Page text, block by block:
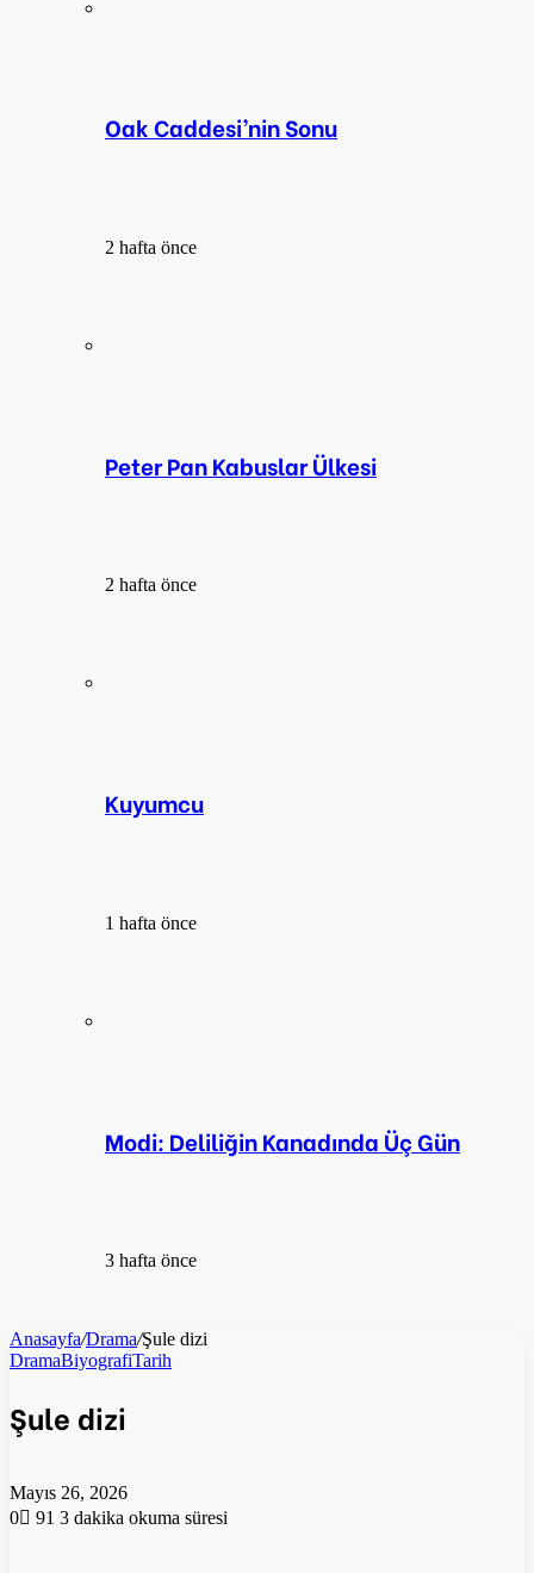
Oak Caddesi’nin Sonu
2 hafta önce
Peter Pan Kabuslar Ülkesi
2 hafta önce
Kuyumcu
1 hafta önce
Modi: Deliliğin Kanadında Üç Gün
3 hafta önce
Anasayfa/Drama/Şule dizi
DramaBiyografiTarih
Şule dizi
Mayıs 26, 2026
0
91 3 dakika okuma süresi